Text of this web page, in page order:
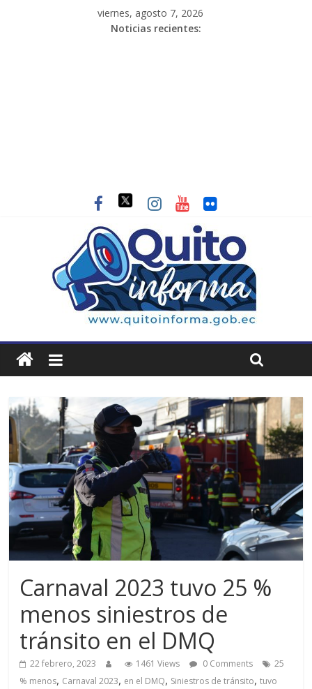
viernes, agosto 7, 2026
Noticias recientes:
Carnaval 2023 tuvo 25 %
menos siniestros de
tránsito en el DMQ
22 febrero, 2023 1461 Views 0 Comments
25
% menos, Carnaval 2023, en el DMQ, Siniestros de tránsito,tuvo